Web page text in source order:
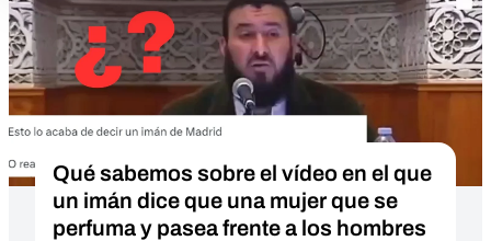
Qué sabemos sobre el vídeo en el que
un imán dice que una mujer que se
perfuma y pasea frente a los hombres